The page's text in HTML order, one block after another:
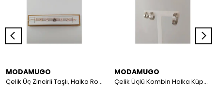
MODAMUGO
Çelik Üç Zincirli Taşlı, Halka Roma Rakamlı Bileklik - Rose
MODAMUGO
Çelik Üçlü Kombin Halka Küpe - Rodyum